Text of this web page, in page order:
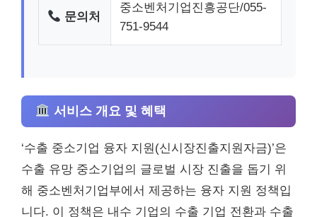
문의처
중소벤처기업진흥공단/055-
751-9544
서비스 개요 및 혜택
‘수출 중소기업 융자 지원(신시장진출지원자금)’은
수출 유망 중소기업의 글로벌 시장 진출을 돕기 위
해 중소벤처기업부에서 제공하는 융자 지원 정책입
니다. 이 정책은 내수 기업의 수출 기업 전환과 수출